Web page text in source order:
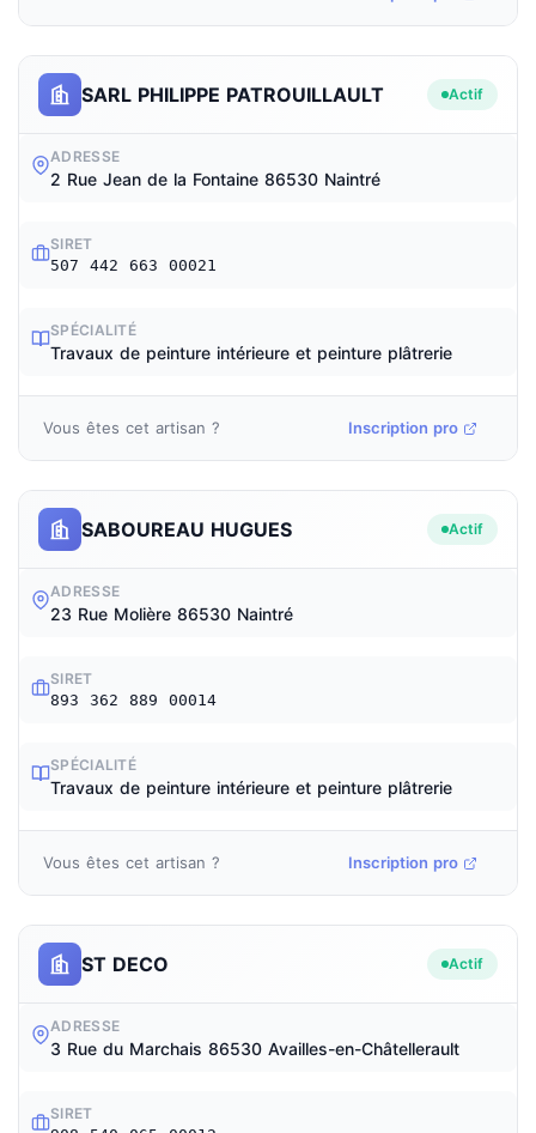
SARL PHILIPPE PATROUILLAULT Actif
ADRESSE
2 Rue Jean de la Fontaine 86530 Naintré
SIRET
507 442 663 00021
SPÉCIALITÉ
Travaux de peinture intérieure et peinture plâtrerie
Vous êtes cet artisan ? Inscription pro
SABOUREAU HUGUES Actif
ADRESSE
23 Rue Molière 86530 Naintré
SIRET
893 362 889 00014
SPÉCIALITÉ
Travaux de peinture intérieure et peinture plâtrerie
Vous êtes cet artisan ? Inscription pro
ST DECO Actif
ADRESSE
3 Rue du Marchais 86530 Availles-en-Châtellerault
SIRET